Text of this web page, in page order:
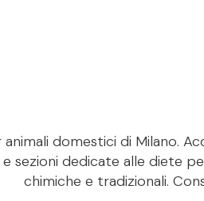
animali domestici di Milano.
e sezioni dedicate alle diete
chimiche e tradizionali.